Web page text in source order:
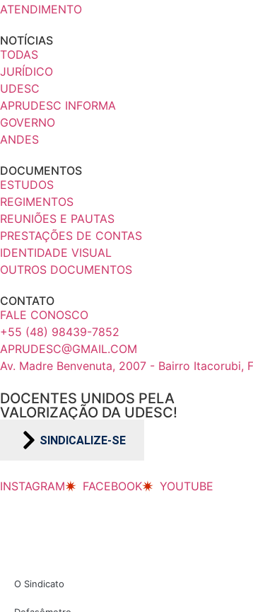
ATENDIMENTO
NOTÍCIAS
TODAS
JURÍDICO
UDESC
APRUDESC INFORMA
GOVERNO
ANDES
DOCUMENTOS
ESTUDOS
REGIMENTOS
REUNIÕES E PAUTAS
PRESTAÇÕES DE CONTAS
IDENTIDADE VISUAL
OUTROS DOCUMENTOS
CONTATO
FALE CONOSCO
+55 (48) 98439-7852
APRUDESC@GMAIL.COM
Av. Madre Benvenuta, 2007 - Bairro Itacorubi,
DOCENTES UNIDOS PELA
VALORIZAÇÃO DA UDESC!
SINDICALIZE-SE
INSTAGRAM FACEBOOK YOUTUBE
O Sindicato